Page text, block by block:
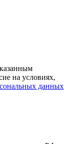
на условиях,
данных